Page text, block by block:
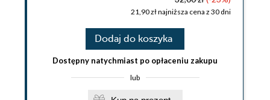
21,90 zł najniższa cena z 30 dni
Dodaj do koszyka
Dostępny natychmiast po opłaceniu zakupu
lub